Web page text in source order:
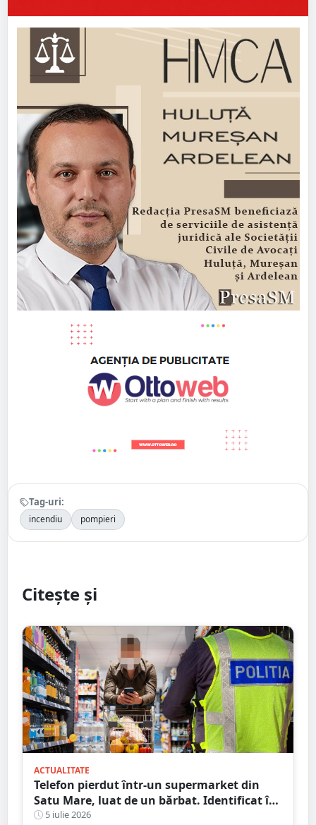
Tag-uri:
incendiu pompieri
Citește și
ACTUALITATE
Telefon pierdut într-un supermarket din
Satu Mare, luat de un bărbat. Identificat în
timp record, ce scuză a avut bărbatul
5 iulie 2026